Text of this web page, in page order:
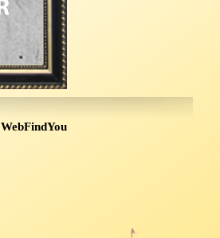
WebFindYou